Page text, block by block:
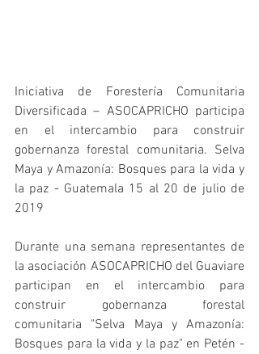
Iniciativa de Forestería Comunitaria
Diversificada – ASOCAPRICHO participa
en el intercambio para construir
gobernanza forestal comunitaria. Selva
Maya y Amazonía: Bosques para la vida y
la paz - Guatemala 15 al 20 de julio de
2019
Durante una semana representantes de
la asociación ASOCAPRICHO del Guaviare
participan en el intercambio para
construir gobernanza forestal
comunitaria "Selva Maya y Amazonía:
Bosques para la vida y la paz" en Petén -